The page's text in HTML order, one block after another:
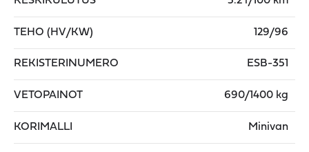
TEHO (HV/KW) 129/96
REKISTERINUMERO ESB-351
VETOPAINOT 690/1400 kg
KORIMALLI Minivan